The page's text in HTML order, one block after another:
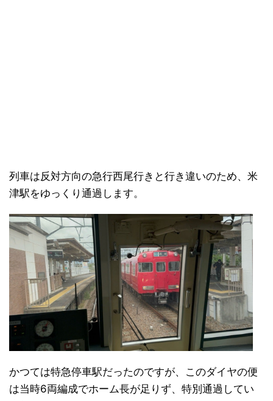
列車は反対方向の急行西尾行きと行き違いのため、米
津駅をゆっくり通過します。
かつては特急停車駅だったのですが、このダイヤの便
は当時6両編成でホーム長が足りず、特別通過してい